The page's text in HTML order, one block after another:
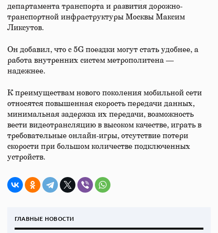
департамента транспорта и развития дорожно-
транспортной инфраструктуры Москвы Максим
Ликсутов.
Он добавил, что с 5G поездки могут стать удобнее, а
работа внутренних систем метрополитена —
надежнее.
К преимуществам нового поколения мобильной сети
относятся повышенная скорость передачи данных,
минимальная задержка их передачи, возможность
вести видеотрансляцию в высоком качестве, играть в
требовательные онлайн-игры, отсутствие потери
скорости при большом количестве подключенных
устройств.
ГЛАВНЫЕ НОВОСТИ